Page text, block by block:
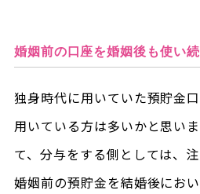
婚姻前の口座を婚姻後も使い
独身時代に用いていた預貯金
用いている方は多いかと思い
て、分与をする側としては、注
婚姻前の預貯金を結婚後にお